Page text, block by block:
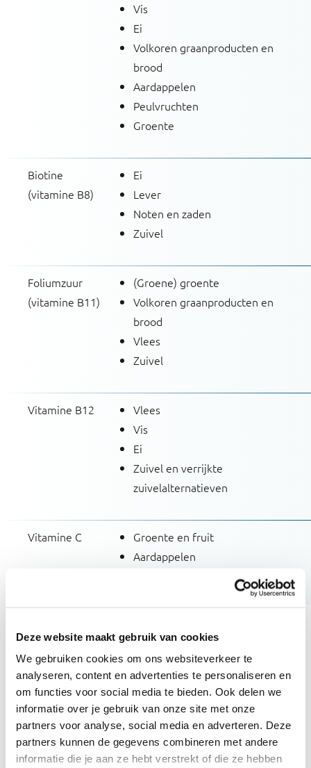
Deze website maakt gebruik van cookies
We gebruiken cookies om ons websiteverkeer te
analyseren, content en advertenties te personaliseren en
om functies voor social media te bieden. Ook delen we
informatie over je gebruik van onze site met onze
partners voor analyse, social media en adverteren. Deze
partners kunnen de gegevens combineren met andere
informatie die je aan ze hebt verstrekt of die ze hebben
Vis
Ei
Volkoren graanproducten en
brood
Aardappelen
Peulvruchten
Groente
Biotine
(vitamine B8)
Ei
Lever
Noten en zaden
Zuivel
Foliumzuur
(vitamine B11)
(Groene) groente
Volkoren graanproducten en
brood
Vlees
Zuivel
Vitamine B12
Vlees
Vis
Ei
Zuivel en verrijkte
zuivelalternatieven
Vitamine C
Groente en fruit
Aardappelen
Verlies van vitamines bij bereiden en
bewaren
Bij het bereiden en bewaren van eten kunnen
vitamines verloren gaan. Het gaat hierbij vooral om
de wateroplosbare vitamines. Het verlies kan
oplopen van 10 tot 50% of meer.